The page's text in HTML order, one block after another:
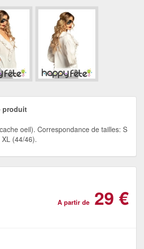
produit
oeil). Correspondance de tailles: S
(44/46).
A partir de 29 €